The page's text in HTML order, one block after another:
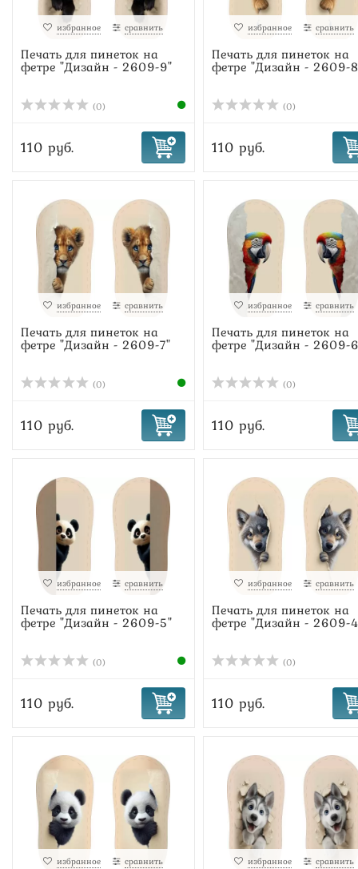
избранное сравнить
Печать для пинеток на
фетре "Дизайн - 2609-9"
(0)
110 руб.
избранное сравнить
Печать для пинеток на
фетре "Дизайн - 2609-
(0)
110 руб.
избранное сравнить
Печать для пинеток на
фетре "Дизайн - 2609-7"
(0)
110 руб.
избранное сравнить
Печать для пинеток на
фетре "Дизайн - 2609-
(0)
110 руб.
избранное сравнить
Печать для пинеток на
фетре "Дизайн - 2609-5"
(0)
110 руб.
избранное сравнить
Печать для пинеток на
фетре "Дизайн - 2609-
(0)
110 руб.
избранное сравнить избранное сравнить